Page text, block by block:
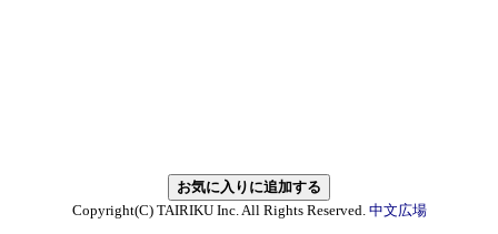
Copyright(C) TAIRIKU Inc. All Rights Reserved. 中文広場